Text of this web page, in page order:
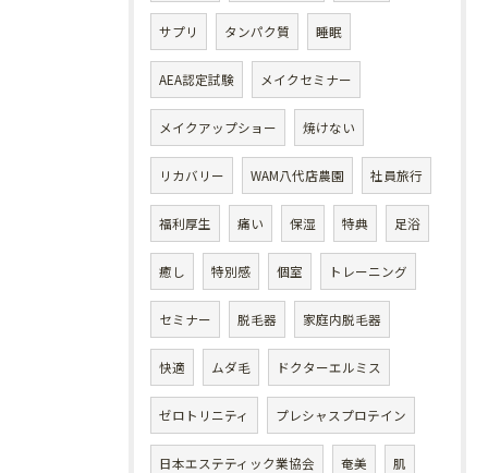
サプリ タンパク質 睡眠
AEA認定試験 メイクセミナー
メイクアップショー 焼けない
リカバリー WAM八代店農園 社員旅行
福利厚生 痛い 保湿 特典 足浴
癒し 特別感 個室 トレーニング
セミナー 脱毛器 家庭内脱毛器
快適 ムダ毛 ドクターエルミス
ゼロトリニティ プレシャスプロテイン
日本エステティック業協会 奄美 肌